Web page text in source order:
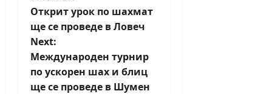
o
s
t
Открит урок по шахмат
ще се проведе в Ловеч
Next:
Международен турнир
по ускорен шах и блиц
ще се проведе в Шумен